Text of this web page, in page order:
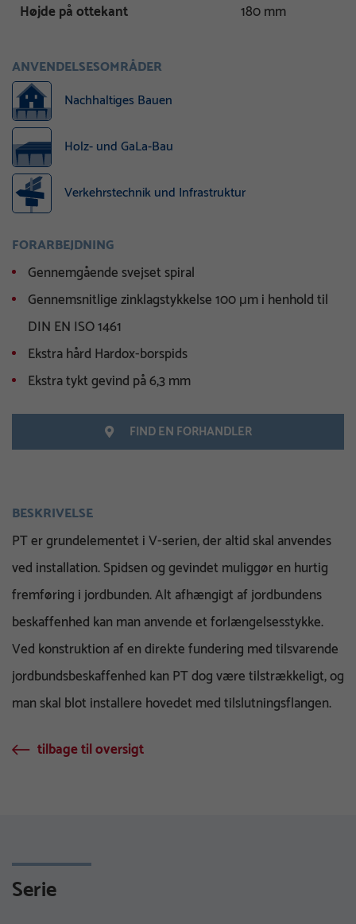
Højde på ottekant
180 mm
ANVENDELSESOMRÅDER
Nachhaltiges Bauen
Holz- und GaLa-Bau
Verkehrstechnik und Infrastruktur
FORARBEJDNING
Gennemgående svejset spiral
Gennemsnitlige zinklagstykkelse 100 μm i henhold til
DIN EN ISO 1461
Ekstra hård Hardox-borspids
Ekstra tykt gevind på 6,3 mm
FIND EN FORHANDLER
BESKRIVELSE
PT er grundelementet i V-serien, der altid skal anvendes
ved installation. Spidsen og gevindet muliggør en hurtig
fremføring i jordbunden. Alt afhængigt af jordbundens
beskaffenhed kan man anvende et forlængelsesstykke.
Ved konstruktion af en direkte fundering med tilsvarende
jordbundsbeskaffenhed kan PT dog være tilstrækkeligt, og
man skal blot installere hovedet med tilslutningsflangen.
tilbage til oversigt
Serie